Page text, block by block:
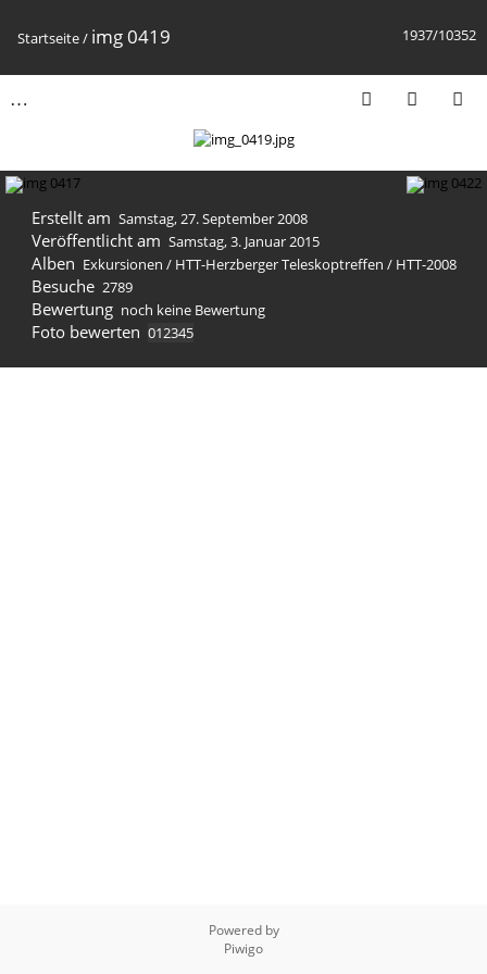
1937/10352
Startseite/ img 0419
Erstellt am Samstag, 27. September 2008
Veröffentlicht am Samstag, 3. Januar 2015
Alben Exkursionen / HTT-Herzberger Teleskoptreffen / HTT-2008
Besuche 2789
Bewertung noch keine Bewertung
Foto bewerten
Powered by
Piwigo